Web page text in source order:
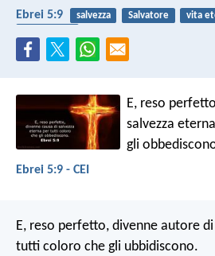
Ebrei 5:9 salvezza Salvatore vita
E, reso
salvezza
gli
Ebrei 5:9 - CEI
E, reso perfetto, divenne autore
tutti coloro che gli ubbidiscono.